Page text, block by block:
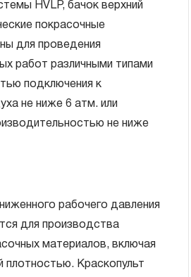
HVLP, бачок верхний
покрасочные
для проведения
работ различными типами
подключения к
не ниже 6 атм. или
не ниже
рабочего давления
для производства
материалов, включая
Краскопульт
материалы или
при условии
эксплуатации,